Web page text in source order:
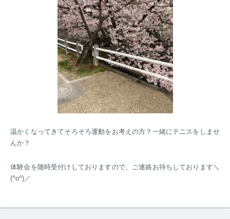
温かくなってきてそろそろ運動をお考えの方？一緒にテニスをしませ
んか？
体験会を随時受付けしておりますので、ご連絡お待ちしております＼
(^o^)／